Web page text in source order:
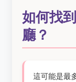
如何找
廳？
這可能是最